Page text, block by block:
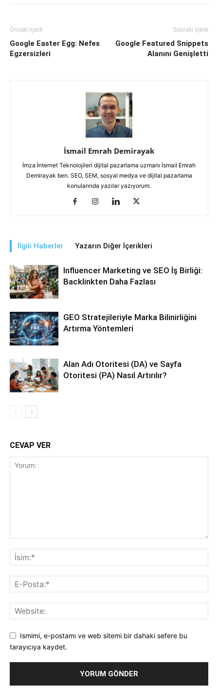
Önceki İçerik
Google Easter Egg: Nefes
Egzersizleri
Sonraki İçerik
Google Featured Snippets
Alanını Genişletti
İsmail Emrah Demirayak
İmza İnternet Teknolojileri dijital pazarlama uzmanı İsmail Emrah
Demirayak ben. SEO, SEM, sosyal medya ve dijital pazarlama
konularında yazılar yazıyorum.
İlgili Haberler Yazarın Diğer İçerikleri
Influencer Marketing ve SEO İş Birliği:
Backlinkten Daha Fazlası
GEO Stratejileriyle Marka Bilinirliğini
Artırma Yöntemleri
Alan Adı Otoritesi (DA) ve Sayfa
Otoritesi (PA) Nasıl Artırılır?
CEVAP VER
Ismimi, e-postamı ve web sitemi bir dahaki sefere bu
tarayıcıya kaydet.